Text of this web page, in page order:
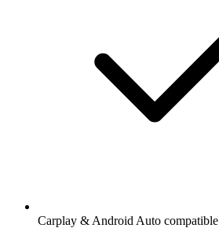
Carplay & Android Auto compatible